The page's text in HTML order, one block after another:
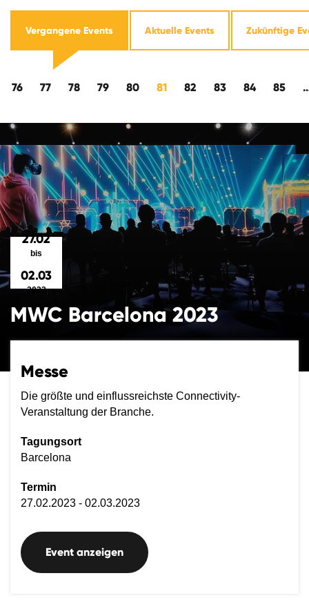
Vergangene Events Aktuelle Events Zukünftige
76 77 78 79 80 81 82 83 84 85
27.02
bis
02.03
2023
MWC Barcelona 2023
Messe
Die größte und einflussreichste Connectivity-
Veranstaltung der Branche.
Tagungsort
Barcelona
Termin
27.02.2023 - 02.03.2023
Event anzeigen